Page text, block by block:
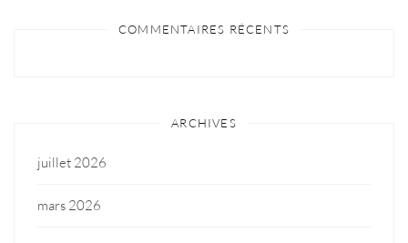
COMMENTAIRES RÉCENTS
ARCHIVES
juillet 2026
mars 2026